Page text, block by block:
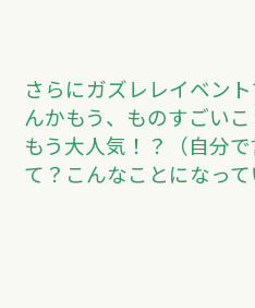
さらにガズレレイベン
んかもう、ものすごい
もう大人気！？（自分
て？こんなことになって